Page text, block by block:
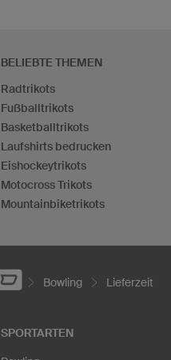
BELIEBTE THEMEN
Radtrikots
Fußballtrikots
Basketballtrikots
Laufshirts bedrucken
Eishockeytrikots
Motocross Trikots
Mountainbiketrikots
Bowling Lieferzeit
SPORTARTEN